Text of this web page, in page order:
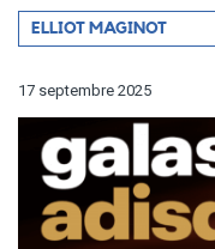
Filtrer
par
ELLIOT MAGINOT
17 septembre 2025